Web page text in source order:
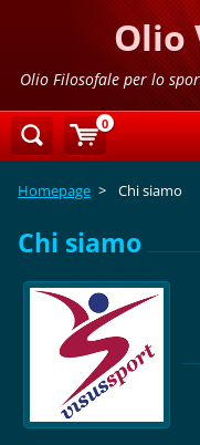
Olio
Olio Filosofale per lo
Homepage > Chi siamo
Chi siamo
0